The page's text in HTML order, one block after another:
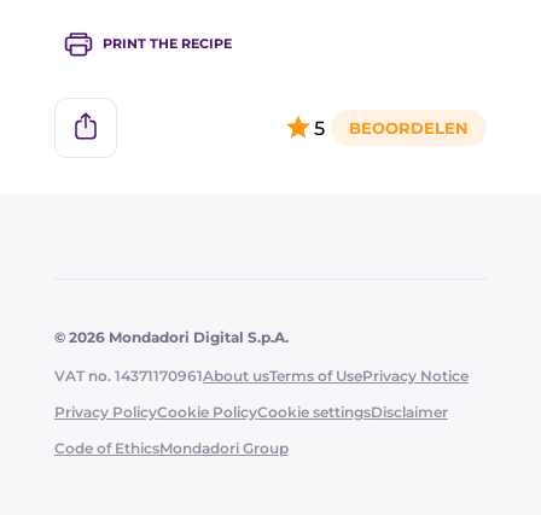
PRINT THE RECIPE
5
© 2026 Mondadori Digital S.p.A.
VAT no. 14371170961About usTerms of UsePrivacy Notice
Privacy PolicyCookie PolicyCookie settingsDisclaimer
Code of EthicsMondadori Group